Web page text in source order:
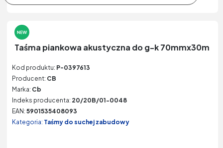
Taśma piankowa akustyczna do g-k 70mmx30m
Kod produktu: P-0397613
Producent: CB
Marka: Cb
Indeks producenta: 20/20B/01-0048
EAN: 5901535408093
Kategoria: Taśmy do suchej zabudowy